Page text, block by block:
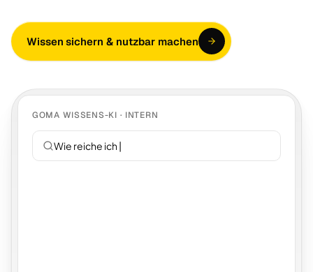
Wissen sichern & nutzbar machen
GOMA WISSENS-KI · INTERN
Wie reiche ich Urlaub e